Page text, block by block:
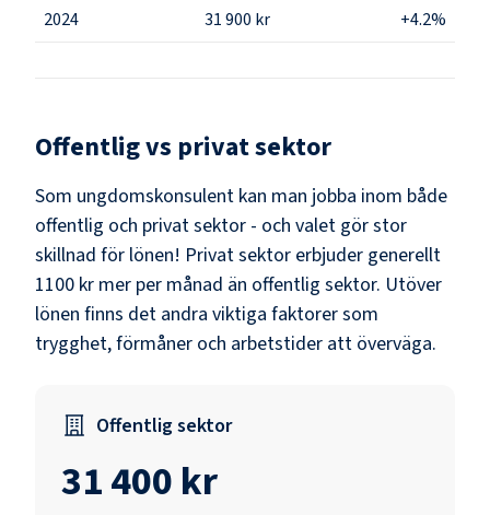
2024
31 900 kr +4.2%
Offentlig vs privat sektor
Som ungdomskonsulent kan man jobba inom både
offentlig och privat sektor - och valet gör stor
skillnad för lönen! Privat sektor erbjuder generellt
1100 kr mer per månad än offentlig sektor. Utöver
lönen finns det andra viktiga faktorer som
trygghet, förmåner och arbetstider att överväga.
Offentlig sektor
31 400 kr